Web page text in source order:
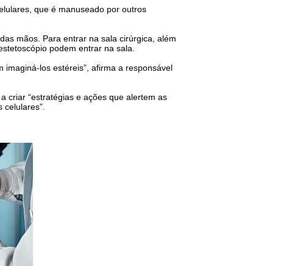
que é manuseado por outros
mãos. Para entrar na sala cirúrgica, além
podem entrar na sala.
los estéreis”, afirma a responsável
criar “estratégias e ações que alertem as